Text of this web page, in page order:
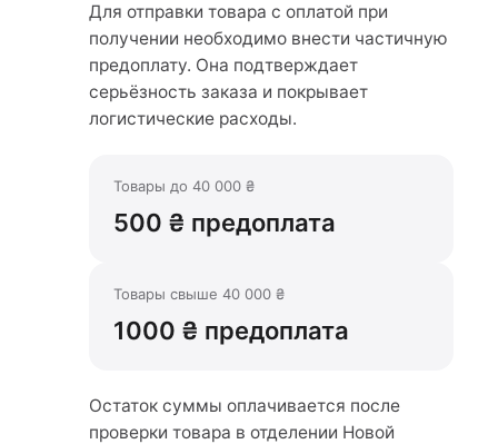
Для отправки товара с оплатой при
получении необходимо внести частичную
предоплату. Она подтверждает
серьёзность заказа и покрывает
логистические расходы.
Товары до 40 000 ₴
500 ₴ предоплата
Товары свыше 40 000 ₴
1000 ₴ предоплата
Остаток суммы оплачивается после
проверки товара в отделении Новой